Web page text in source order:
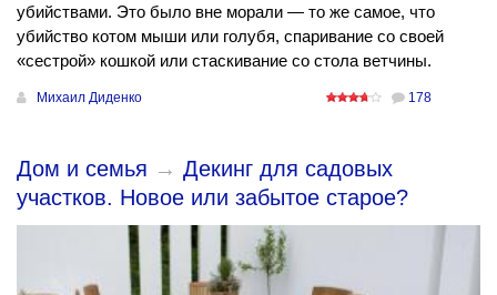
убийствами. Это было вне морали — то же самое, что
убийство котом мыши или голубя, спаривание со своей
«сестрой» кошкой или стаскивание со стола ветчины.
Михаил Диденко 178
Дом и семья → Декинг для садовых
участков. Новое или забытое старое?